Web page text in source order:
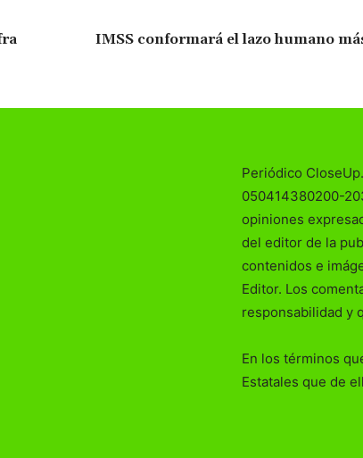
IMSS conformará el lazo humano
Periódico
050414380200-
opiniones
del editor de la
contenidos e
Editor. Los
responsabilidad y
En los términos
Estatales que de